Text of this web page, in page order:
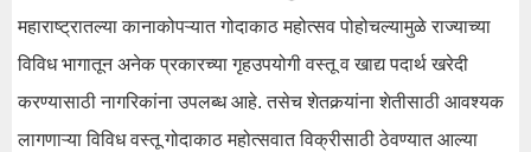
महाराष्ट्रातल्या कानाकोपऱ्यात गोदाकाठ महोत्सव पोहोचल्यामुळे राज्याच्या
विविध भागातून अनेक प्रकारच्या गृहउपयोगी वस्तू व खाद्य पदार्थ खरेदी
करण्यासाठी नागरिकांना उपलब्ध आहे. तसेच शेतकर्‍यांना शेतीसाठी आवश्यक
लागणाऱ्या विविध वस्तू गोदाकाठ महोत्सवात विक्रीसाठी ठेवण्यात आल्या